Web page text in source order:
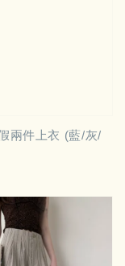
兩件上衣 (藍/灰/